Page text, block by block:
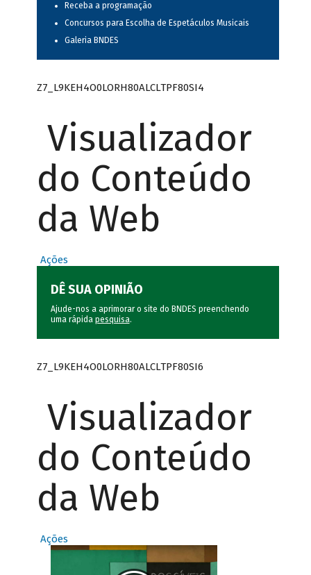
Receba a programação
Concursos para Escolha de Espetáculos Musicais
Galeria BNDES
Z7_L9KEH4O0LORH80ALCLTPF80SI4
Visualizador
do Conteúdo
da Web
Ações
DÊ SUA OPINIÃO
Ajude-nos a aprimorar o site do BNDES preenchendo
uma rápida pesquisa.
Z7_L9KEH4O0LORH80ALCLTPF80SI6
Visualizador
do Conteúdo
da Web
Ações